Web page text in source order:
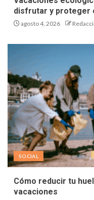
disfrutar y proteger
agosto 4, 2026
SOCIAL
Cómo reducir tu
vacaciones